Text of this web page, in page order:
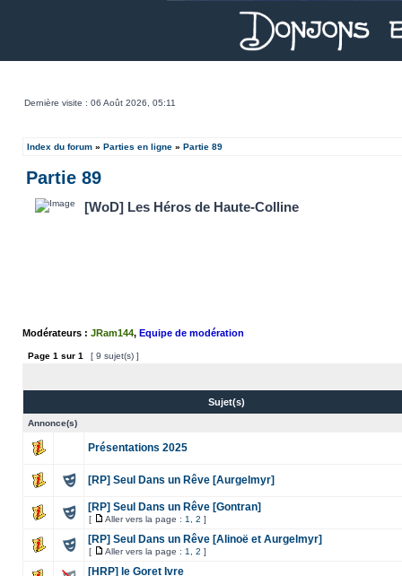
Dernière visite : 06 Août 2026, 05:11
Index du forum » Parties en ligne » Partie 89
Partie 89
[WoD] Les Héros de Haute-Colline
Modérateurs : JRam144, Equipe de modération
Page 1 sur 1 [ 9 sujet(s) ]
Sujet(s)
Annonce(s)
Présentations 2025
[RP] Seul Dans un Rêve [Aurgelmyr]
[RP] Seul Dans un Rêve [Gontran]
[ Aller vers la page : 1 2 ]
[RP] Seul Dans un Rêve [Alinoë et Aurgelmyr]
[ Aller vers la page : 1 2 ]
[HRP] le Goret Ivre